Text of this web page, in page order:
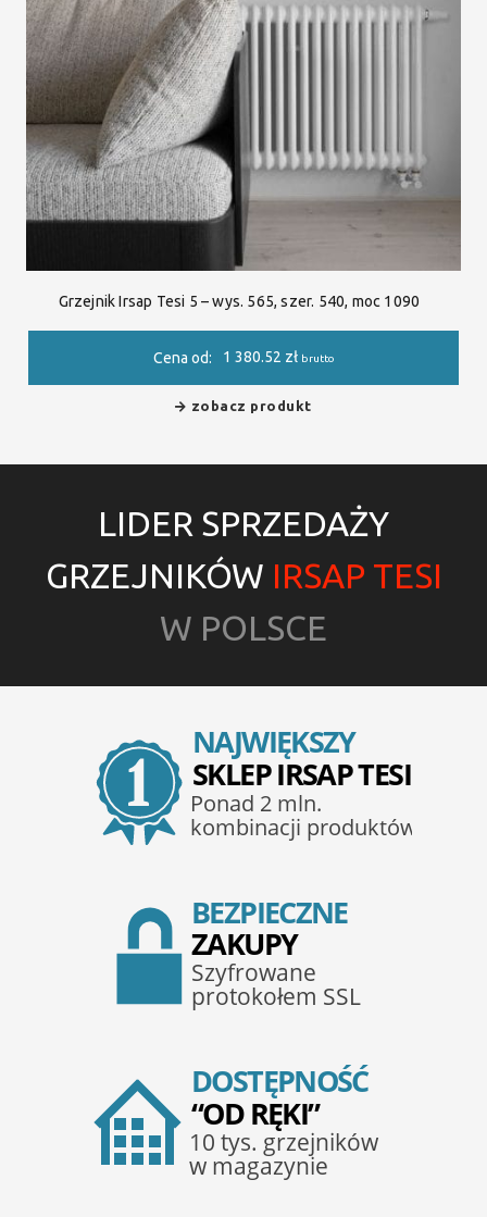
Grzejnik Irsap Tesi 5 – wys. 565, szer. 540, moc 1090
Cena od: 1 380.52 zł brutto
zobacz produkt
LIDER SPRZEDAŻY
GRZEJNIKÓW IRSAP TESI
W POLSCE